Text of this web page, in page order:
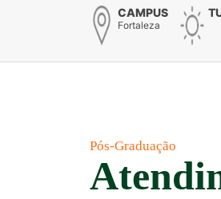
CAMPUS
Fortaleza
Pós-Graduação